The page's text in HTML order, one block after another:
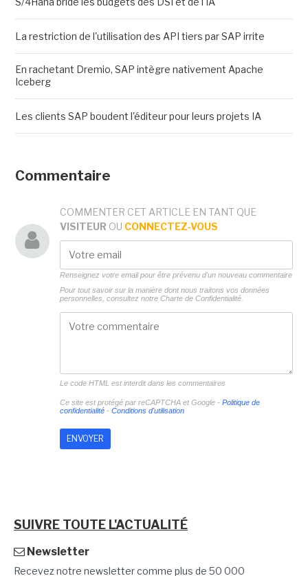
La restriction de l'utilisation des API tiers par SAP irrite
En rachetant Dremio, SAP intègre nativement Apache
Iceberg
Les clients SAP boudent l'éditeur pour leurs projets IA
Commentaire
COMMENTER CET ARTICLE EN TANT QUE
VISITEUR OU CONNECTEZ-VOUS
Renseignez votre email pour être prévenu d'un nouveau commentaire
Pour tout savoir sur la manière dont nous traitons vos données
personnelles, consultez notre Charte de Confidentialité.
Le code HTML est interdit dans les commentaires
Ce site est protégé par reCAPTCHA et Google - Politique de
confidentialité- Conditions d'utilisation
SUIVRE TOUTE L'ACTUALITÉ
Newsletter
Recevez notre newsletter comme plus de 50 000